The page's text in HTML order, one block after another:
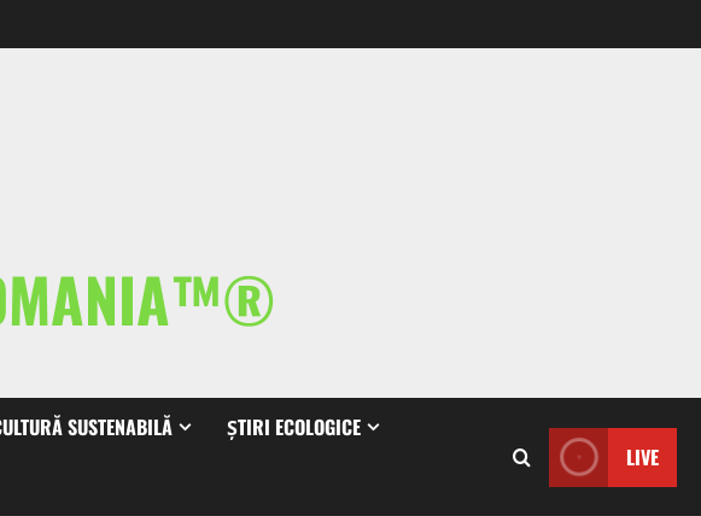
SUSTENABILĂ ȘTIRI ECOLOGICE
LIVE